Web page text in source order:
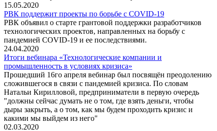
15.05.2020
РВК поддержит проекты по борьбе с COVID-19
РВК объявил о старте грантовой поддержки разработчиков
технологических проектов, направленных на борьбу с
пандемией COVID-19 и ее последствиями.
24.04.2020
Итоги вебинара «Технологические компании и
промышленность в условиях кризиса»
Прошедший 16го апреля вебинар был посвящён преодолению
сложившегося в связи с пандемией кризиса. По словам
Натальи Кирилловой, предприниматели в первую очередь
"должны сейчас думать не о том, где взять деньги, чтобы
дыры закрыть, а о том, как мы будем проходить кризис и
какими мы выйдем из него"
02.03.2020